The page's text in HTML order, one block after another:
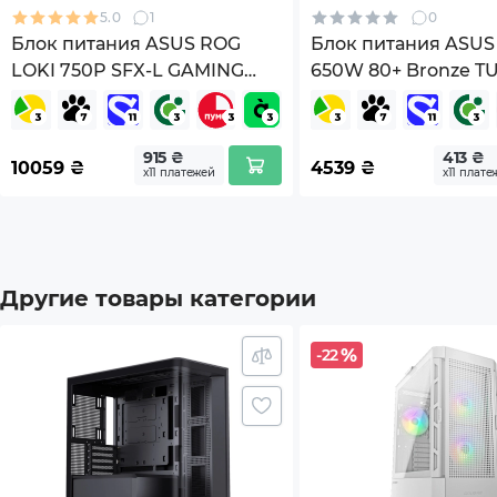
Гарантия
*Характеристики и комплектация товара могут
5.0 1
Блок питания ASUS ROG
LOKI 750P SFX-L GAMING
750W Platinum (90YE00N4-
B0NA00)
10059 ₴ 915 ₴
х11 платежей
0
Блок питания ASUS
650W 80+ Bronze
GAMING-650B
4539 ₴ 413 ₴
х11
Другие товары категории
-22